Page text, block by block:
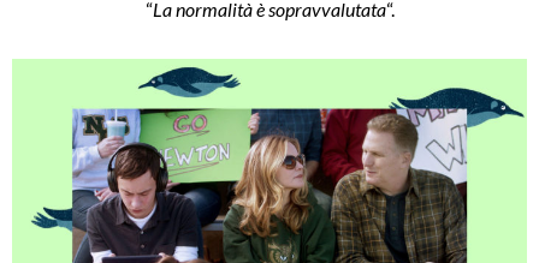
“La normalità è sopravvalutata“.